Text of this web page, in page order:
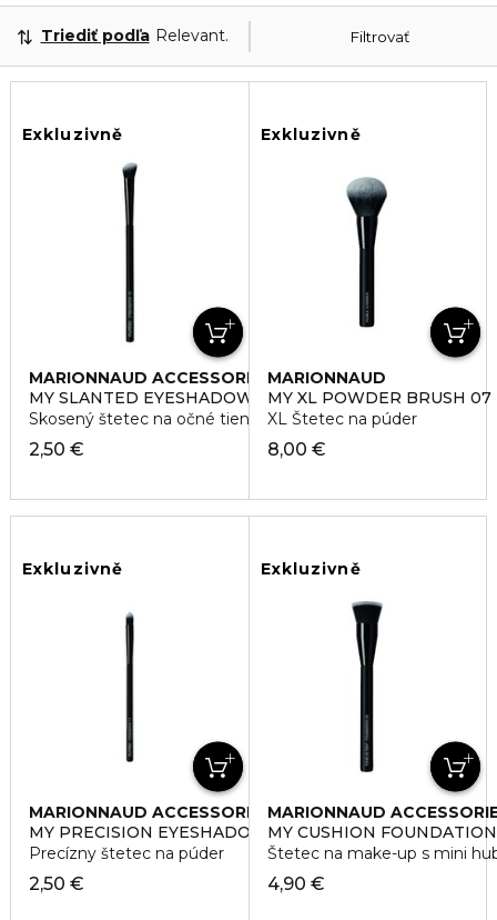
Filtrovať
Triediť podľa Relevantnosť
Exkluzivně
MARIONNAUD ACCESSORIES
MY SLANTED EYESHADOW BRUSH 19
Skosený štetec na očné tiene
2,50 €
Exkluzivně
MARIONNAUD
ACCESSORIES
MY XL POWDER BRUSH 07
XL Štetec na púder
8,00 €
Exkluzivně
MARIONNAUD ACCESSORIES
MY PRECISION EYESHADOW BRUSH 17
Precízny štetec na púder
2,50 €
Exkluzivně
MARIONNAUD
MY CUSHION
Štetec na make-up s mini
4,90 €